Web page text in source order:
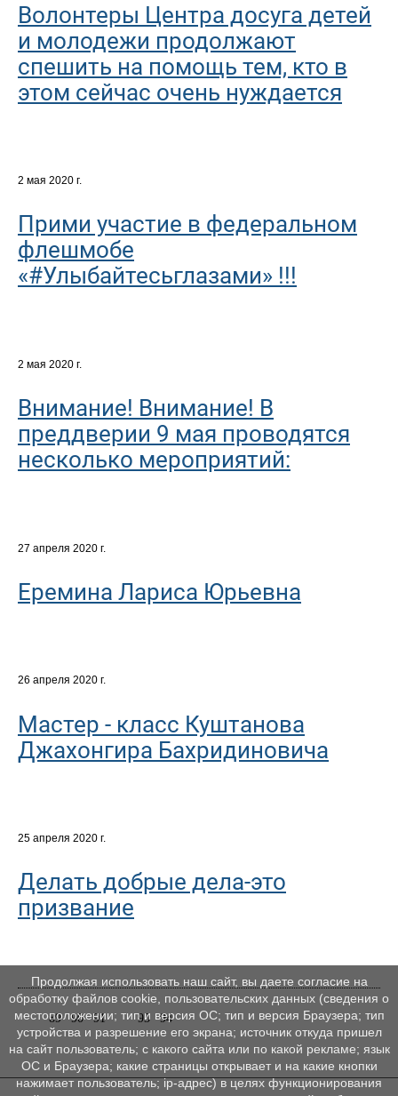
Волонтеры Центра досуга детей
и молодежи продолжают
спешить на помощь тем, кто в
этом сейчас очень нуждается
2 мая 2020 г.
Прими участие в федеральном
флешмобе
«#Улыбайтесьглазами» !!!
2 мая 2020 г.
Внимание! Внимание! В
преддверии 9 мая проводятся
несколько мероприятий:
27 апреля 2020 г.
Еремина Лариса Юрьевна
26 апреля 2020 г.
Мастер - класс Куштанова
Джахонгира Бахридиновича
25 апреля 2020 г.
Делать добрые дела-это
призвание
89 90 91 92 93 94
Продолжая использовать наш сайт, вы даете согласие на
обработку файлов cookie, пользовательских данных (сведения о
местоположении; тип и версия ОС; тип и версия Браузера; тип
устройства и разрешение его экрана; источник откуда пришел
на сайт пользователь; с какого сайта или по какой рекламе; язык
ОС и Браузера; какие страницы открывает и на какие кнопки
нажимает пользователь; ip-адрес) в целях функционирования